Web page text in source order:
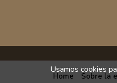
Home Sobre la
Usamos cookies